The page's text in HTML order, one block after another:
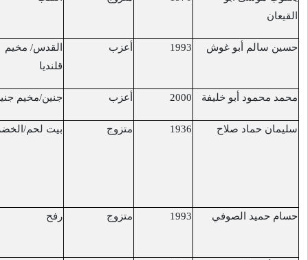
أعزب
القدس/ مخيم
قرب قرية مخماس 25/1/2017
أعزب جنين/مخيم جنين مخيم جنين 29/1/2017
متزوج بيت لحم/الخضر
قرب مستوطنة
8/2/2017
متزوج رفح
الشريط الحدودي في
9/2/2017